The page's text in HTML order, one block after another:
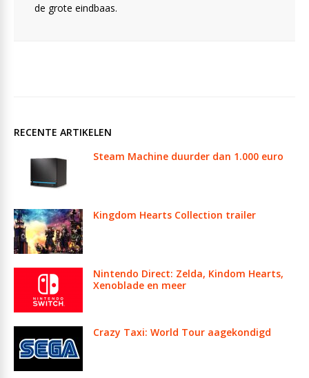
de grote eindbaas.
RECENTE ARTIKELEN
Steam Machine duurder dan 1.000 euro
Kingdom Hearts Collection trailer
Nintendo Direct: Zelda, Kindom Hearts,
Xenoblade en meer
Crazy Taxi: World Tour aagekondigd